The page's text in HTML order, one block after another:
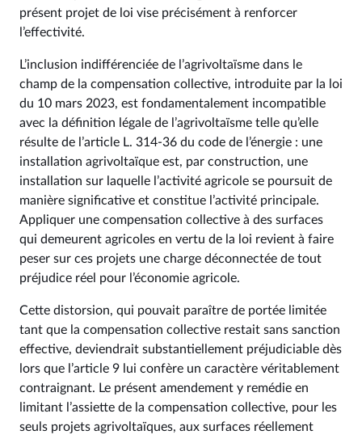
présent projet de loi vise précisément à renforcer
l’effectivité.
L’inclusion indifférenciée de l’agrivoltaïsme dans le
champ de la compensation collective, introduite par la loi
du 10 mars 2023, est fondamentalement incompatible
avec la définition légale de l’agrivoltaïsme telle qu’elle
résulte de l’article L. 314‑36 du code de l’énergie : une
installation agrivoltaïque est, par construction, une
installation sur laquelle l’activité agricole se poursuit de
manière significative et constitue l’activité principale.
Appliquer une compensation collective à des surfaces
qui demeurent agricoles en vertu de la loi revient à faire
peser sur ces projets une charge déconnectée de tout
préjudice réel pour l’économie agricole.
Cette distorsion, qui pouvait paraître de portée limitée
tant que la compensation collective restait sans sanction
effective, deviendrait substantiellement préjudiciable dès
lors que l’article 9 lui confère un caractère véritablement
contraignant. Le présent amendement y remédie en
limitant l’assiette de la compensation collective, pour les
seuls projets agrivoltaïques, aux surfaces réellement